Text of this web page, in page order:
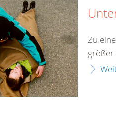
Zu
größer